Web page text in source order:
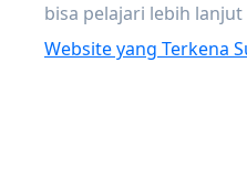
bisa pelajari lebih lanjut
Website yang Terkena